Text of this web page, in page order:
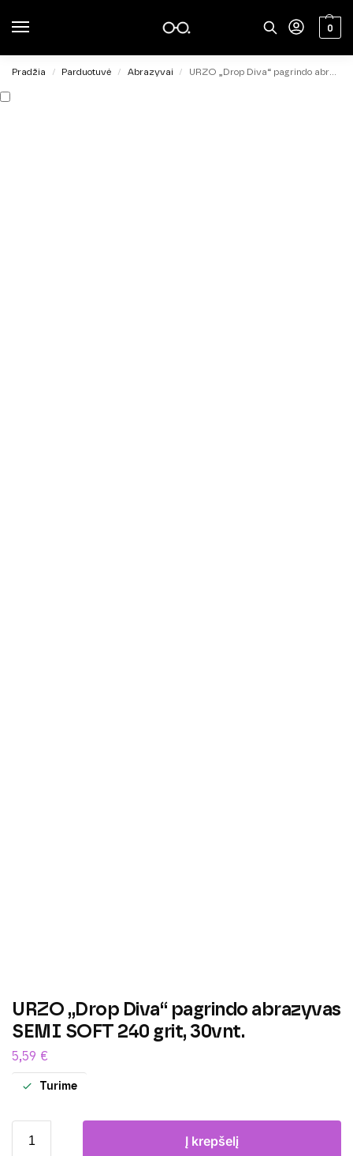
0
Pradžia / Parduotuvė / Abrazyvai / URZO „Drop Diva“ pagrindo abrazyvas SEMI SOFT 240 grit, 30vnt.
URZO „Drop Diva“ pagrindo abrazyvas
SEMI SOFT 240 grit, 30vnt.
5,59 €
Turime
Į krepšelį